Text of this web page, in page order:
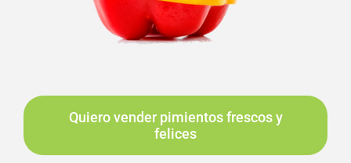
Quiero vender pimientos frescos y
felices